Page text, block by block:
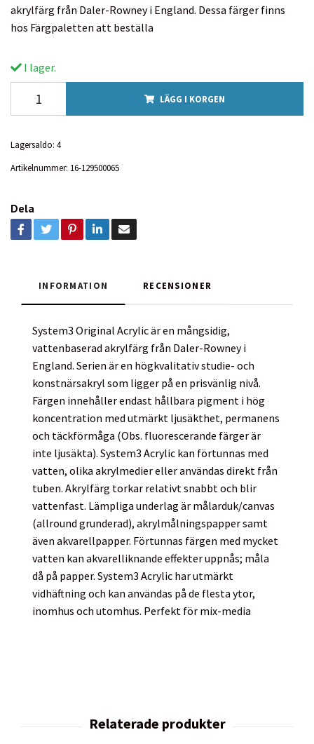
akrylfärg från Daler-Rowney i England. Dessa färger finns
hos Färgpaletten att beställa
I lager.
LÄGG I KORGEN
Lagersaldo: 4
Artikelnummer: 16-129500065
Dela
INFORMATION RECENSIONER
System3 Original Acrylic är en mångsidig,
vattenbaserad akrylfärg från Daler-Rowney i
England. Serien är en högkvalitativ studie- och
konstnärsakryl som ligger på en prisvänlig nivå.
Färgen innehåller endast hållbara pigment i hög
koncentration med utmärkt ljusäkthet, permanens
och täckförmåga (Obs. fluorescerande färger är
inte ljusäkta). System3 Acrylic kan förtunnas med
vatten, olika akrylmedier eller användas direkt från
tuben. Akrylfärg torkar relativt snabbt och blir
vattenfast. Lämpliga underlag är målarduk/canvas
(allround grunderad), akrylmålningspapper samt
även akvarellpapper. Förtunnas färgen med mycket
vatten kan akvarelliknande effekter uppnås; måla
då på papper. System3 Acrylic har utmärkt
vidhäftning och kan användas på de flesta ytor,
inomhus och utomhus. Perfekt för mix-media